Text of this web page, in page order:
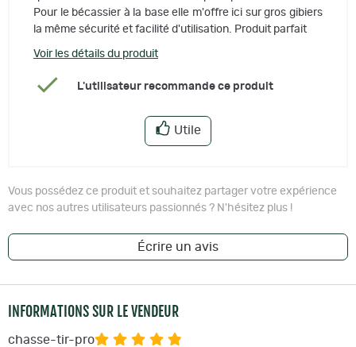
Pour le bécassier à la base elle m'offre ici sur gros gibiers
la même sécurité et facilité d'utilisation. Produit parfait
Voir les détails du produit
L'utilisateur recommande ce produit
Utile
Vous possédez ce produit et souhaitez partager votre expérience
avec nos autres utilisateurs passionnés ? N'hésitez plus !
Écrire un avis
INFORMATIONS SUR LE VENDEUR
chasse-tir-pro